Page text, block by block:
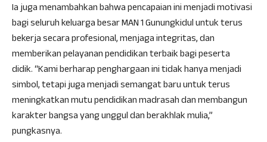
Ia juga menambahkan bahwa pencapaian ini menjadi motivasi
bagi seluruh keluarga besar MAN 1 Gunungkidul untuk terus
bekerja secara profesional, menjaga integritas, dan
memberikan pelayanan pendidikan terbaik bagi peserta
didik. “Kami berharap penghargaan ini tidak hanya menjadi
simbol, tetapi juga menjadi semangat baru untuk terus
meningkatkan mutu pendidikan madrasah dan membangun
karakter bangsa yang unggul dan berakhlak mulia,”
pungkasnya.